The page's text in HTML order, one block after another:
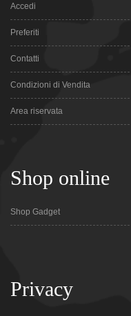
Accedi
Preferiti
Contatti
Condizioni di Vendita
Area riservata
Shop online
Shop Gadget
Privacy